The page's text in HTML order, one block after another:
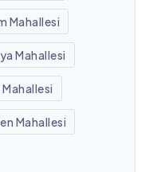
Mahallesi
Mahallesi
Mahallesi
Mahallesi